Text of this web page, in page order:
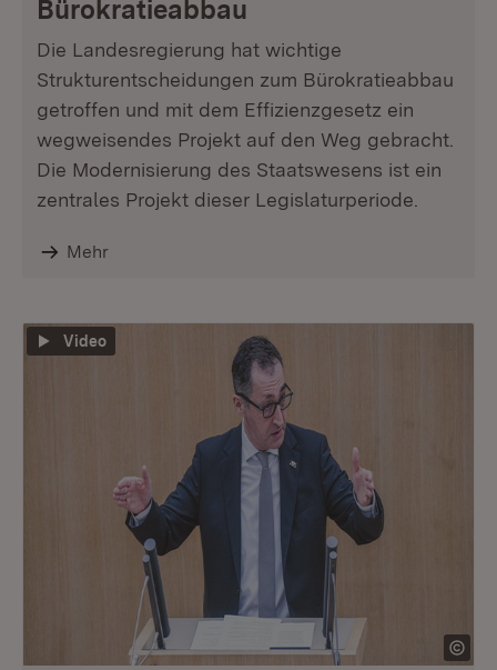
Bürokratieabbau
Die Landesregierung hat wichtige
Strukturentscheidungen zum Bürokratieabbau
getroffen und mit dem Effizienzgesetz ein
wegweisendes Projekt auf den Weg gebracht.
Die Modernisierung des Staatswesens ist ein
zentrales Projekt dieser Legislaturperiode.
Mehr
Video